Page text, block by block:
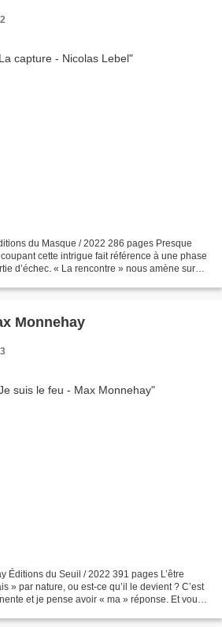
du Masque / 2022 286 pages Presque
cette intrigue fait référence à une phase
d’échec. « La rencontre » nous amène sur
Monnehay
Éditions du Seuil / 2022 391 pages L’être
» par nature, ou est-ce qu’il le devient ? C’est
et je pense avoir « ma » réponse. Et vous